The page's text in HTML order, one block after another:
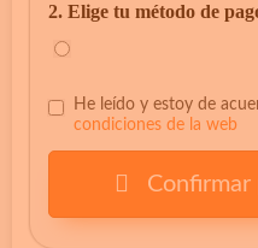
2. Elige tu método de
He leído y estoy de
condiciones de la web
Confirmar